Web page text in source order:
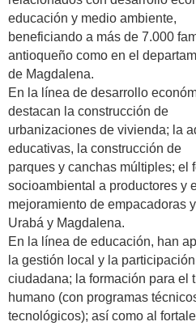
educación y medio ambiente,
beneficiando a más de 7.000
antioqueño como en el
de Magdalena.
En la línea de desarrollo
destacan la construcción de
urbanizaciones de vivienda; la
educativas, la construcción de
parques y canchas múltiples; el
socioambiental a productores y
mejoramiento de empacadoras
Urabá y Magdalena.
En la línea de educación, han
la gestión local y la participación
ciudadana; la formación para el
humano (con programas
tecnológicos); así como al